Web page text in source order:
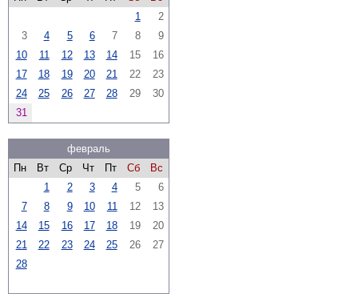
1
2
3
4 5 6 7 8
9
10
11 12 13 14 15
16
17
18 19 20 21 22
23
24
25 26 27 28 29
30
31
февраль
Пн
Вт Ср Чт Пт Сб
Вс
1
2 3 4 5
6
7
8 9 10 11 12
13
14
15 16 17 18 19
20
21
22 23 24 25 26
27
28